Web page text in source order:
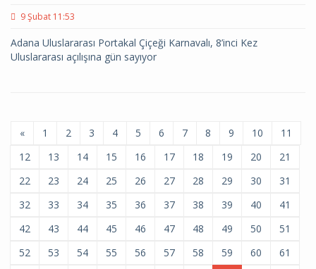
9 Şubat 11:53
Adana Uluslararası Portakal Çiçeği Karnavalı, 8’inci Kez
Uluslararası açılışına gün sayıyor
« 1 2 3 4 5 6 7 8 9 10
11
12
13 14 15 16 17 18 19 20
21
22
23 24 25 26 27 28 29 30
31
32
33 34 35 36 37 38 39 40
41
42
43 44 45 46 47 48 49 50
51
52
53 54 55 56 57 58 59 60
61